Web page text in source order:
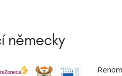
německy